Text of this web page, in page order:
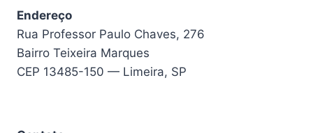
Endereço
Rua Professor Paulo Chaves, 276
Bairro Teixeira Marques
CEP 13485-150 — Limeira, SP